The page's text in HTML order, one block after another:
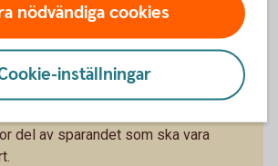
när du får en rådgivning av oss. Det
du kan påverka på:
del av sparandet som ska vara
nödvändiga cookies
inställningar